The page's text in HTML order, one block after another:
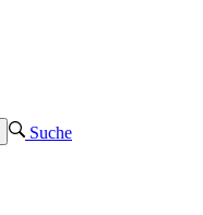
Suche